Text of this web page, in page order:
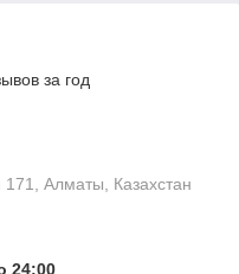
за год
Алматы, Казахстан
24:00